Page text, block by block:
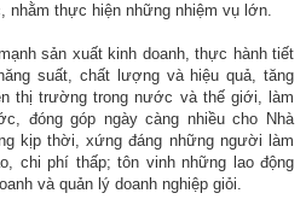
nhằm thực hiện những nhiệm vụ lớn.
sản xuất kinh doanh, thực hành tiết
suất, chất lượng và hiệu quả, tăng
thị trường trong nước và thế giới, làm
đóng góp ngày càng nhiều cho Nhà
kịp thời, xứng đáng những người làm
chi phí thấp; tôn vinh những lao động
và quản lý doanh nghiệp giỏi.